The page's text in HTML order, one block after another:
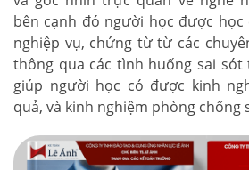
bên cạnh đó người học được
nghiệp vụ, chứng từ từ các
thông qua các tình huống sai sót
giúp người học có được kinh
quả, và kinh nghiệm phòng chống